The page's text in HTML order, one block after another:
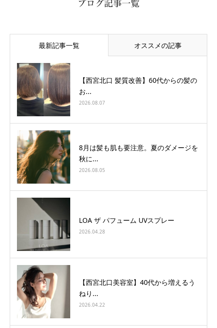
最新記事一覧 オススメの記事
【西宮北口 髪質改善】60代からの髪の
お...
2026.08.07
8月は髪も肌も要注意。夏のダメージを
秋に...
2026.08.05
LOA ザ パフューム UVスプレー
2026.04.28
【西宮北口美容室】40代から増えるう
ねり...
2026.04.22